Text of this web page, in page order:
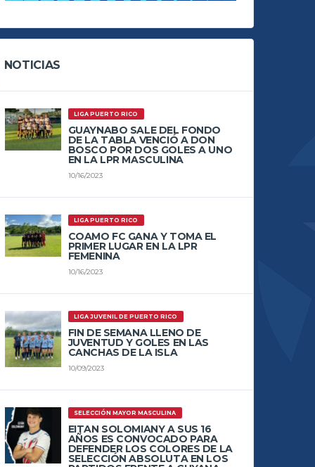
NOTICIAS
LIGA PUERTO RICO
GUAYNABO SALE DEL FONDO
DE LA TABLA VENCIÓ A DON
BOSCO POR DOS GOLES A UNO
EN LA LPR MASCULINA
10/16/2023
LIGA PUERTO RICO
COAMO FC GANA Y TOMA EL
PRIMER LUGAR EN LA LPR
FEMENINA
10/16/2023
LIGA JUVENIL DE PUERTO RICO
FIN DE SEMANA LLENO DE
JUVENTUD Y GOLES EN LAS
CANCHAS DE LA ISLA
10/09/2023
SELECCIÓN MAYOR MASCULINA
EITAN SOLOMIANY A SUS 16
AÑOS ES CONVOCADO PARA
DEFENDER LOS COLORES DE LA
SELECCIÓN ABSOLUTA EN LOS